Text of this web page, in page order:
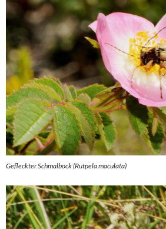
Gefleckter Schmalbock (Rutpela maculata)